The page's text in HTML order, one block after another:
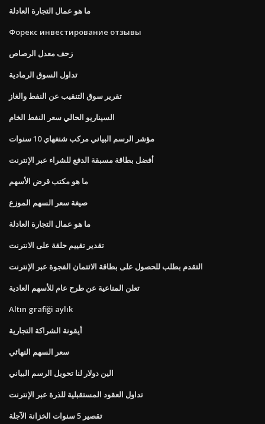
ما هو عمال التجارة العادلة
Форекс инвестирование отзывы
زحف معدل الرصاص
تداول السوق الرمادية
تقرير سوق التنقيب عن النفط والغاز
السيناريو الحالي سعر النفط الخام
مؤشر الرسم البياني مركب شنغهاي 10 سنوات
أفضل بطاقة مسبقة الدفع للشراء عبر الإنترنت
ما هو مكتب قرض الأسهم
صيغة سعر السهم الموزع
ما هو عمال التجارة العادلة
تقدير تقييم حلقة على الانترنت
التقدم بطلب للحصول على بطاقة الائتمان الفجوة عبر الإنترنت
تعلن المناعية عن طرح عام للأسهم العادية
Altın grafiği aylık
أيقونة الشراكة التجارية
سعر السهم النهائي
الين دولار لنا تحويل الرسم البياني
تداول العقود المستقبلية للذرة عبر الإنترنت
تقصير 5 سنوات الخزانة الآجلة